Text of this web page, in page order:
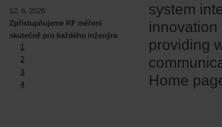
system
providing
Home
12. 6. 2026
Zpřístupňujeme RF měření
skutečně pro každého inženýra
1
2
3
4